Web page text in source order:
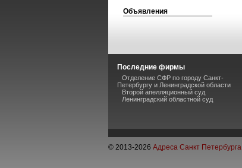
Объявления
Последние фирмы
Отделение СФР по городу Санкт-
Петербургу и Ленинградской области
Второй апелляционный суд
Ленинградский областной суд
© 2013-2026 Адреса Санкт Петербурга